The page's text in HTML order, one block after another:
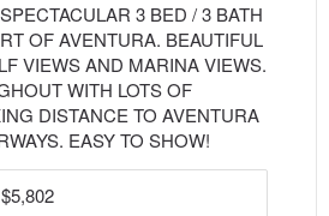
3 BED / 3 BATH
OF AVENTURA. BEAUTIFUL
VIEWS AND MARINA VIEWS.
WITH LOTS OF
DISTANCE TO AVENTURA
EASY TO SHOW!
$5,802